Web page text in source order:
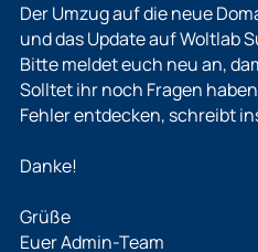
Der Umzug auf die neue
und das Update auf Woltlab
Bitte meldet euch neu an,
Solltet ihr noch Fragen
Fehler entdecken, schreibt
Danke!
Grüße
Euer Admin-Team